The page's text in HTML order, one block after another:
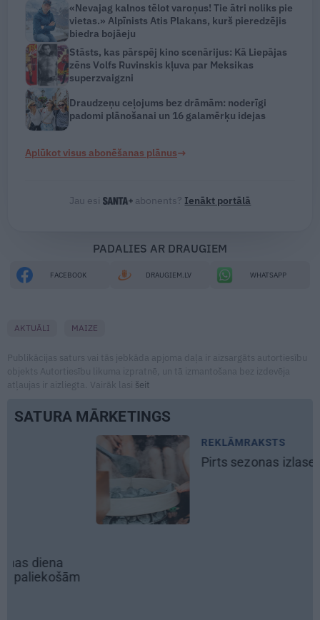
«Nevajag kalnos tēlot varoņus! Tie ātri noliks pie
vietas.» Alpīnists Atis Plakans, kurš pieredzējis
biedra bojāeju
Stāsts, kas pārspēj kino scenārijus: Kā Liepājas
zēns Volfs Ruvinskis kļuva par Meksikas
superzvaigzni
Draudzeņu ceļojums bez drāmām: noderīgi
padomi plānošanai un 16 galamērķu idejas
Aplūkot visus abonēšanas plānus→
Jau esi abonents? Ienākt portālā
PADALIES AR DRAUGIEM
FACEBOOK DRAUGIEM.LV WHATSAPP
AKTUĀLI MAIZE
Publikācijas saturs vai tās jebkāda apjoma daļa ir aizsargāts autortiesību
objekts Autortiesību likuma izpratnē, un tā izmantošana bez izdevēja
atļaujas ir aizliegta. Vairāk lasi šeit
SATURA MĀRKETINGS
REKLĀMRAKSTS
Pirts sezonas izlase